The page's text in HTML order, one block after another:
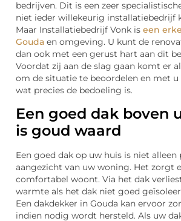
bedrijven. Dit is een zeer
niet ieder willekeurig installatiebedrijf
Maar Installatiebedrijf Vonk is een
Gouda en omgeving. U kunt de
dan ook met een gerust hart aan dit
Voordat zij aan de slag gaan komt er
om de situatie te beoordelen en met
wat precies de bedoeling is.
Een goed dak boven
is goud waard
Een goed dak op uw huis is niet
aangezicht van uw woning. Het zorgt
comfortabel woont. Via het dak
warmte als het dak niet goed
Een dakdekker in Gouda kan ervoor
indien nodig wordt hersteld. Als uw